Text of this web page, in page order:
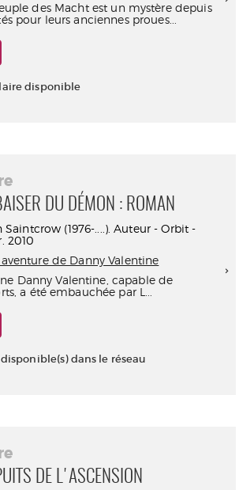
des Macht est un mystère depuis
pour leurs anciennes proues...
disponible
DU DÉMON : ROMAN
Saintcrow (1976-....). Auteur - Orbit -
2010
de Danny Valentine
Danny Valentine, capable de
a été embauchée par L...
dans le réseau
DE L'ASCENSION